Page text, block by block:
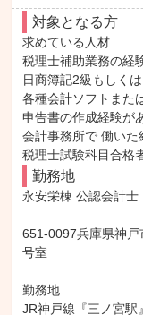
対象となる方
求めている人材
税理士補助業務の経
日商簿記2級もしく
各種会計ソフトまた
申告書の作成経験が
会計事務所で 働いた
税理士試験科目合格
勤務地
永安栄棟 公認会計
651-0097兵庫県神
号室
勤務地
JR神戸線『三ノ宮駅